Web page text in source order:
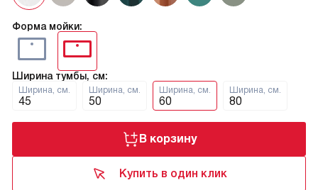
Форма мойки:
Ширина тумбы, см:
Ширина, см.
45
Ширина, см.
50
Ширина, см.
60
Ширина, см.
80
В корзину
Купить в один клик